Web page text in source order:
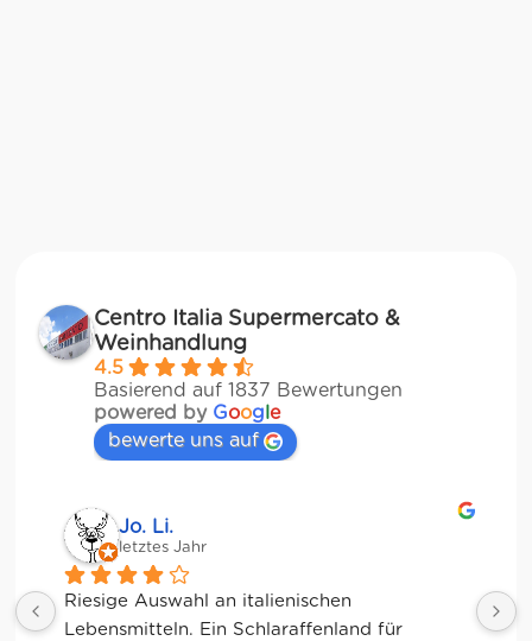
Centro Italia Supermercato &
Weinhandlung
4.5
Basierend auf 1837 Bewertungen
powered by Google
bewerte uns auf
Jessica Chu
letztes Jahr
Tolle Auswahl! Die Frischetheke und der
Kaffee sind ebenfalls sensationell. Viele